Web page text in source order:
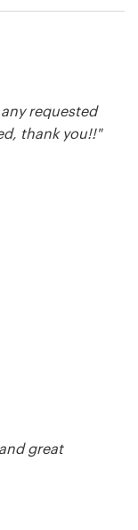
requested
thank you!!"
great